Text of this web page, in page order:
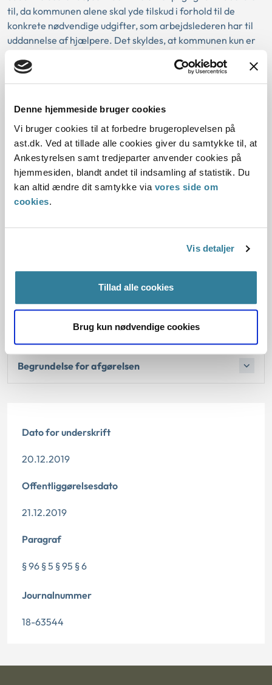
Denne hjemmeside bruger cookies
Vi bruger cookies til at forbedre brugeroplevelsen på
ast.dk. Ved at tillade alle cookies giver du samtykke til, at
Ankestyrelsen samt tredjeparter anvender cookies på
hjemmesiden, blandt andet til indsamling af statistik. Du
kan altid ændre dit samtykke via vores side om
cookies.
Vis detaljer
Tillad alle cookies
Brug kun nødvendige cookies
til, da kommunen alene skal yde tilskud i forhold til de
konkrete nødvendige udgifter, som arbejdslederen har til
uddannelse af hjælpere. Det skyldes, at kommunen kun er
sikre rekruttering og fastholdelse af personale i den
konkrete ordning.
I den konkrete sag vurderede Ankestyrelsen, at borgeren
ikke havde dokumenteret yderligere nødvendige
omkostninger til løn til sine hjælpere, når disse med kort
varsel tilkaldes som vikarer. Kommunen havde bevilget
støtte til ansættelse af hjælpere med akut varsel ud fra den
overenskomst, som kommunen anvendte i forhold til
kommunens egne ansatte. Ankestyrelsen vurderede, at
Den konkrete afgørelse
Begrundelse for afgørelsen
Dato for underskrift
20.12.2019
Offentliggørelsesdato
21.12.2019
Paragraf
§ 96 § 5 § 95 § 6
Journalnummer
18-63544